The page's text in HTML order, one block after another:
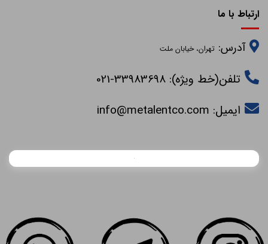
ارتباط با ما
آدرس:تهران، خیابان ملت
تلفن(خط ویژه): 33983698-021
ایمیل:info@metalentco.com